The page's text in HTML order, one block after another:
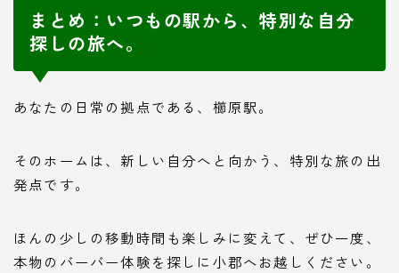
まとめ：いつもの駅から、特別な自分
探しの旅へ。
あなたの日常の拠点である、櫛原駅。
そのホームは、新しい自分へと向かう、特別な旅の出
発点です。
ほんの少しの移動時間も楽しみに変えて、ぜひ一度、
本物のバーバー体験を探しに小郡へお越しください。